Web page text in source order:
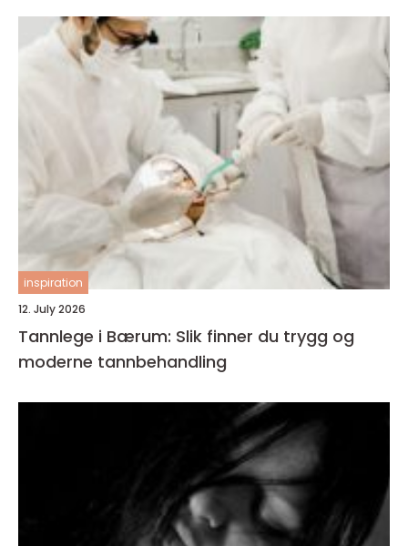
inspiration
12. July 2026
Tannlege i Bærum: Slik finner du trygg og
moderne tannbehandling